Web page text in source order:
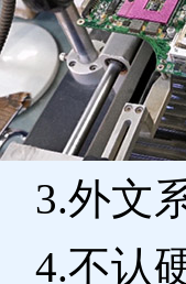
3.外文
4.不认